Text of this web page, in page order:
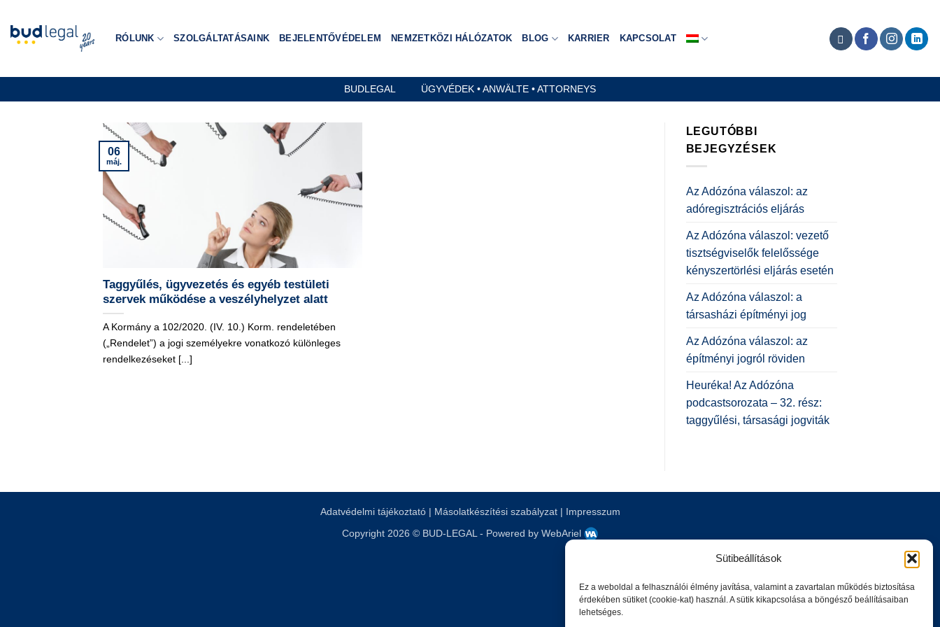
Sütibeállítások
Ez a weboldal a felhasználói élmény javítása, valamint a zavartalan működés biztosítása
érdekében sütiket (cookie-kat) használ. A sütik kikapcsolása a böngésző beállításaiban
lehetséges.
content
RÓLUNK SZOLGÁLTATÁSAINK BEJELENTŐVÉDELEM NEMZETKÖZI HÁLÓZATOK BLOG KARRIER KAPCSOLAT
BUDLEGAL ÜGYVÉDEK • ANWÄLTE • ATTORNEYS
Taggyűlés, ügyvezetés és egyéb testületi
szervek működése a veszélyhelyzet alatt
A Kormány a 102/2020. (IV. 10.) Korm. rendeletében
(„Rendelet”) a jogi személyekre vonatkozó különleges
rendelkezéseket [...]
06
máj.
LEGUTÓBBI
BEJEGYZÉSEK
Az Adózóna válaszol: az
adóregisztrációs eljárás
Az Adózóna válaszol: vezető
tisztségviselők felelőssége
kényszertörlési eljárás esetén
Az Adózóna válaszol: a
társasházi építményi jog
Az Adózóna válaszol: az
építményi jogról röviden
Heuréka! Az Adózóna
podcastsorozata – 32. rész:
taggyűlési, társasági jogviták
Adatvédelmi tájékoztató| Másolatkészítési szabályzat| Impresszum
Copyright 2026 © BUD-LEGAL - Powered by WebAriel